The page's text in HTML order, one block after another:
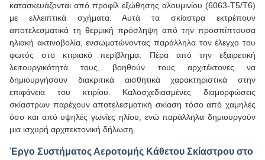
κατασκευάζονται από προφίλ εξώθησης αλουμινίου (6063-T5/T6)
με ελλειπτικά σχήματα. Αυτά τα σκίαστρα εκτρέπουν
αποτελεσματικά τη θερμική πρόσληψη από την προσπίπτουσα
ηλιακή ακτινοβολία, ενσωματώνοντας παράλληλα τον έλεγχο του
φωτός στο κτιριακό περίβλημα. Πέρα από την εξαιρετική
λειτουργικότητά τους, βοηθούν τους αρχιτέκτονες να
δημιουργήσουν διακριτικά αισθητικά χαρακτηριστικά στην
επιφάνεια του κτιρίου. Καλοσχεδιασμένες διαμορφώσεις
σκίαστρων παρέχουν αποτελεσματική σκίαση τόσο από χαμηλές
όσο και από υψηλές γωνίες ηλίου, ενώ παράλληλα δημιουργούν
μια ισχυρή αρχιτεκτονική δήλωση.
Έργο Συστήματος Αεροτομής Κάθετου Σκίαστρου στο